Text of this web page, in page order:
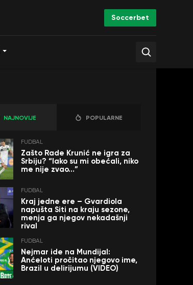
Soccerbet
NAJNOVIJE POPULARNE
FUDBAL
Zašto Rade Krunić ne igra za
Srbiju? “Iako su mi obećali, niko
me nije zvao…”
FUDBAL
Kraj jedne ere – Gvardiola
napušta Siti na kraju sezone,
menja ga njegov nekadašnji
rival
FUDBAL
Nejmar ide na Mundijal:
Anćeloti pročitao njegovo ime,
Brazil u delirijumu (VIDEO)